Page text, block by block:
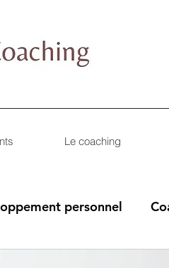
Le coaching
personnel